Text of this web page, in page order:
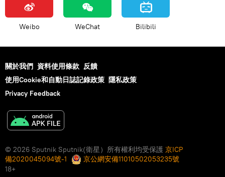
Weibo WeChat Bilibili
關於我們 資料使用條款 反饋
使用Cookie和自動日誌記錄政策 隱私政策
Privacy Feedback
© 2026 Sputnik Sputnik(衛星）所有權利均受保護 京ICP
備2020045094號-1
京公網安備11010502053235號
18+